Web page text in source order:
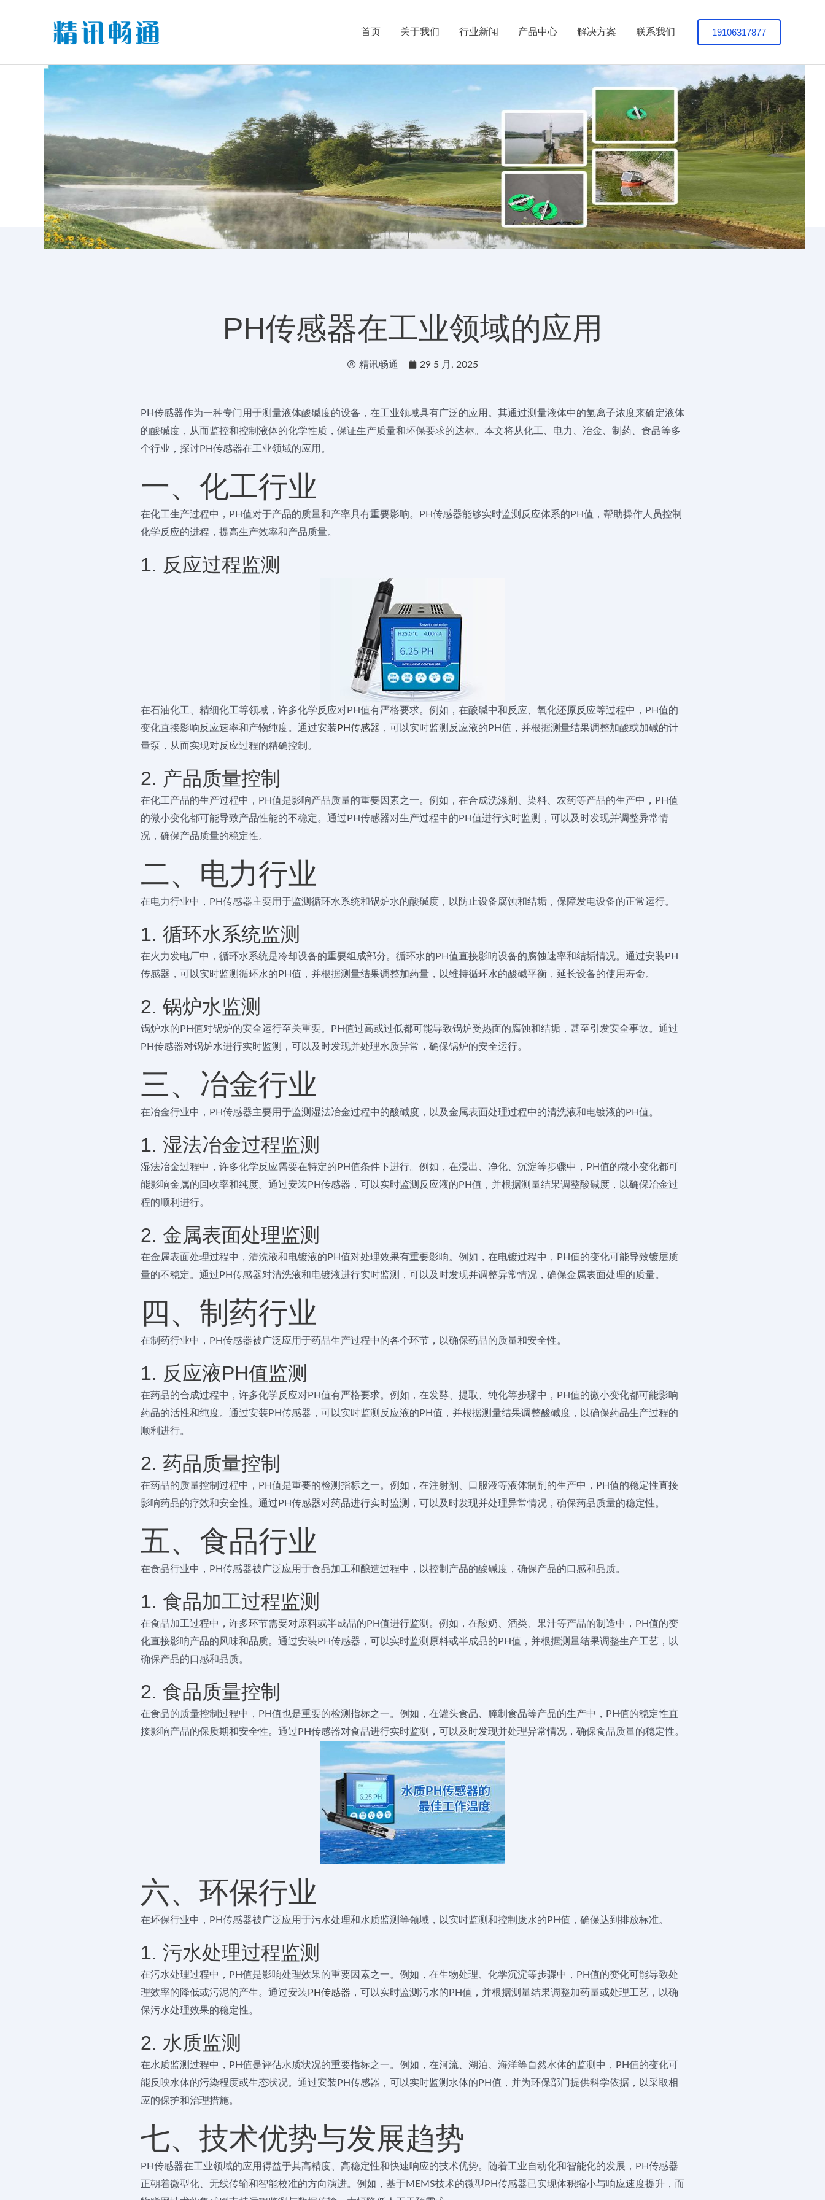
首页 关于我们 行业新闻 产品中心 解决方案 联系我们 19106317877
PH传感器在工业领域的应用
精讯畅通 29 5 月, 2025
PH传感器作为一种专门用于测量液体酸碱度的设备，在工业领域具有广泛的应用。其通过测量液体中的氢离子浓度来确定液体
的酸碱度，从而监控和控制液体的化学性质，保证生产质量和环保要求的达标。本文将从化工、电力、冶金、制药、食品等多
个行业，探讨PH传感器在工业领域的应用。
一、化工行业
在化工生产过程中，PH值对于产品的质量和产率具有重要影响。PH传感器能够实时监测反应体系的PH值，帮助操作人员控制
化学反应的进程，提高生产效率和产品质量。
1. 反应过程监测
在石油化工、精细化工等领域，许多化学反应对PH值有严格要求。例如，在酸碱中和反应、氧化还原反应等过程中，PH值的
变化直接影响反应速率和产物纯度。通过安装 PH传感器 ，可以实时监测反应液的PH值，并根据测量结果调整加酸或加碱的计
量泵，从而实现对反应过程的精确控制。
2. 产品质量控制
在化工产品的生产过程中，PH值是影响产品质量的重要因素之一。例如，在合成洗涤剂、染料、农药等产品的生产中，PH值
的微小变化都可能导致产品性能的不稳定。通过PH传感器对生产过程中的PH值进行实时监测，可以及时发现并调整异常情
况，确保产品质量的稳定性。
二、电力行业
在电力行业中，PH传感器主要用于监测循环水系统和锅炉水的酸碱度，以防止设备腐蚀和结垢，保障发电设备的正常运行。
1. 循环水系统监测
在火力发电厂中，循环水系统是冷却设备的重要组成部分。循环水的PH值直接影响设备的腐蚀速率和结垢情况。通过安装PH
传感器，可以实时监测循环水的PH值，并根据测量结果调整加药量，以维持循环水的酸碱平衡，延长设备的使用寿命。
2. 锅炉水监测
锅炉水的PH值对锅炉的安全运行至关重要。PH值过高或过低都可能导致锅炉受热面的腐蚀和结垢，甚至引发安全事故。通过
PH传感器对锅炉水进行实时监测，可以及时发现并处理水质异常，确保锅炉的安全运行。
三、冶金行业
在冶金行业中，PH传感器主要用于监测湿法冶金过程中的酸碱度，以及金属表面处理过程中的清洗液和电镀液的PH值。
1. 湿法冶金过程监测
湿法冶金过程中，许多化学反应需要在特定的PH值条件下进行。例如，在浸出、净化、沉淀等步骤中，PH值的微小变化都可
能影响金属的回收率和纯度。通过安装PH传感器，可以实时监测反应液的PH值，并根据测量结果调整酸碱度，以确保冶金过
程的顺利进行。
2. 金属表面处理监测
在金属表面处理过程中，清洗液和电镀液的PH值对处理效果有重要影响。例如，在电镀过程中，PH值的变化可能导致镀层质
量的不稳定。通过PH传感器对清洗液和电镀液进行实时监测，可以及时发现并调整异常情况，确保金属表面处理的质量。
四、制药行业
在制药行业中，PH传感器被广泛应用于药品生产过程中的各个环节，以确保药品的质量和安全性。
1. 反应液PH值监测
在药品的合成过程中，许多化学反应对PH值有严格要求。例如，在发酵、提取、纯化等步骤中，PH值的微小变化都可能影响
药品的活性和纯度。通过安装PH传感器，可以实时监测反应液的PH值，并根据测量结果调整酸碱度，以确保药品生产过程的
顺利进行。
2. 药品质量控制
在药品的质量控制过程中，PH值是重要的检测指标之一。例如，在注射剂、口服液等液体制剂的生产中，PH值的稳定性直接
影响药品的疗效和安全性。通过PH传感器对药品进行实时监测，可以及时发现并处理异常情况，确保药品质量的稳定性。
五、食品行业
在食品行业中，PH传感器被广泛应用于食品加工和酿造过程中，以控制产品的酸碱度，确保产品的口感和品质。
1. 食品加工过程监测
在食品加工过程中，许多环节需要对原料或半成品的PH值进行监测。例如，在酸奶、酒类、果汁等产品的制造中，PH值的变
化直接影响产品的风味和品质。通过安装PH传感器，可以实时监测原料或半成品的PH值，并根据测量结果调整生产工艺，以
确保产品的口感和品质。
2. 食品质量控制
在食品的质量控制过程中，PH值也是重要的检测指标之一。例如，在罐头食品、腌制食品等产品的生产中，PH值的稳定性直
接影响产品的保质期和安全性。通过PH传感器对食品进行实时监测，可以及时发现并处理异常情况，确保食品质量的稳定性。
六、环保行业
在环保行业中，PH传感器被广泛应用于污水处理和水质监测等领域，以实时监测和控制废水的PH值，确保达到排放标准。
1. 污水处理过程监测
在污水处理过程中，PH值是影响处理效果的重要因素之一。例如，在生物处理、化学沉淀等步骤中，PH值的变化可能导致处
理效率的降低或污泥的产生。通过安装 PH传感器 ，可以实时监测污水的PH值，并根据测量结果调整加药量或处理工艺，以确
保污水处理效果的稳定性。
2. 水质监测
在水质监测过程中，PH值是评估水质状况的重要指标之一。例如，在河流、湖泊、海洋等自然水体的监测中，PH值的变化可
能反映水体的污染程度或生态状况。通过安装PH传感器，可以实时监测水体的PH值，并为环保部门提供科学依据，以采取相
应的保护和治理措施。
七、技术优势与发展趋势
PH传感器在工业领域的应用得益于其高精度、高稳定性和快速响应的技术优势。随着工业自动化和智能化的发展，PH传感器
正朝着微型化、无线传输和智能校准的方向演进。例如，基于MEMS技术的微型PH传感器已实现体积缩小与响应速度提升，而